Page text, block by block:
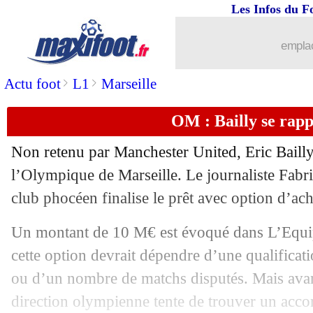
Actu foot> L1 > Marseille
Les Infos du
OM : Bailly se
Non retenu par Manchester United, Eric
l’Olympique de Marseille. Le journaliste
club phocéen finalise le prêt avec option
Un montant de 10 M€ est évoqué dans
cette option devrait dépendre d’une
ou d’un nombre de matchs disputés. Mais
direction olympienne tente de trouver un
OM: la folle rumeur Ronaldo
20/08 Ang.
20/08 PSG: sans Navas à Lille
20/08 Man City : Sterling vide son sac
20/08 Barça : Xavi lassé par le mercato
20/08 Man Utd: Saha irrité par Ronaldo
20/08 Barça: Umtiti vers un promu de